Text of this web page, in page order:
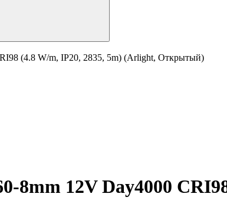
(4.8 W/m, IP20, 2835, 5m) (Arlight, Открытый)
8mm 12V Day4000